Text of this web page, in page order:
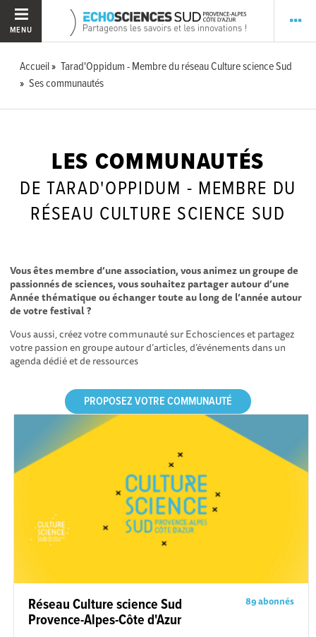
MENU
Accueil
Tarad'Oppidum - Membre du réseau Culture science Sud
Ses communautés
LES COMMUNAUTÉS
DE TARAD'OPPIDUM - MEMBRE DU
RÉSEAU CULTURE SCIENCE SUD
Vous êtes membre d’une association, vous animez un groupe de
passionnés de sciences, vous souhaitez partager autour d’une
Année thématique ou échanger toute au long de l’année autour
de votre festival ?
Vous aussi, créez votre communauté sur Echosciences et partagez
votre passion en groupe autour d’articles, d’événements dans un
agenda dédié et de ressources
PROPOSEZ VOTRE COMMUNAUTÉ
89 abonnés
Réseau Culture science Sud
Provence-Alpes-Côte d'Azur